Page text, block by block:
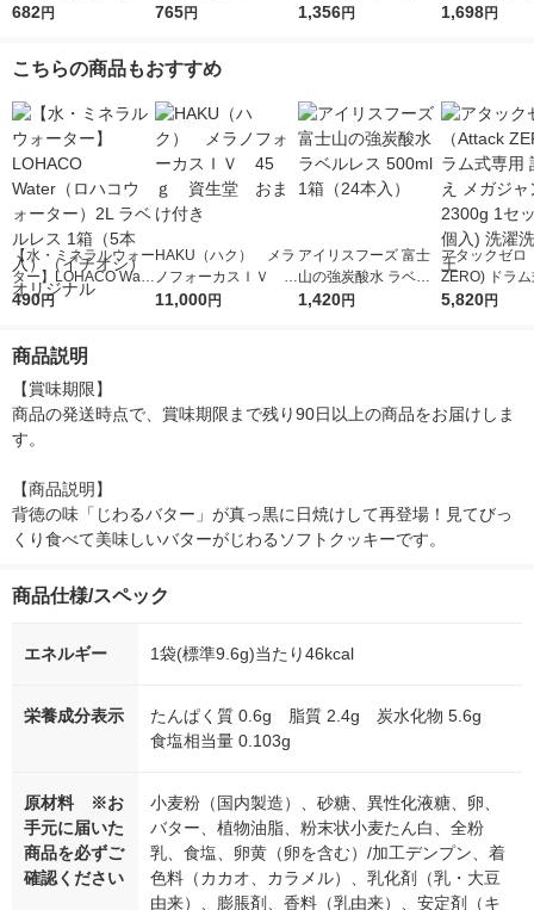
コチップ、アーモンド
リコ クッキー ロカ
682円
O（スナオ）ビスケッ
糖質 糖質オフ
765円
ッド 3箱 江崎グリ
1,356円
箱 江崎グリ
1,698円
こちらの商品もおすすめ
【水・ミネラルウォー
ター】LOHACO Wate
r（ロハコウォータ
シ） オリジナル
490円
HAKU（ハク） メラ
ノフォーカスＩＶ 4
5ｇ 資生堂 おまけ
11,000円
アイリスフーズ 富士
山の強炭酸水 ラベル
レス 500ml 1箱（24
1,420円
アタックゼロ
ZERO) ドラ
詰め替え メガ
5,820円
商品説明
【賞味期限】
商品の発送時点で、賞味期限まで残り90日以上の商品をお届けしま
す。
【商品説明】
背徳の味「じわるバター」が真っ黒に日焼けして再登場！見てびっ
くり食べて美味しいバターがじわるソフトクッキーです。
商品仕様/スペック
エネルギー 1袋(標準9.6g)当たり46kcal
栄養成分表示
たんぱく質 0.6g 脂質 2.4g 炭水化物 5.6g
食塩相当量 0.103g
原材料 ※お
手元に届いた
商品を必ずご
確認ください
小麦粉（国内製造）、砂糖、異性化液糖、卵、
バター、植物油脂、粉末状小麦たん白、全粉
乳、食塩、卵黄（卵を含む）/加工デンプン、着
色料（カカオ、カラメル）、乳化剤（乳・大豆
由来）、膨脹剤、香料（乳由来）、安定剤（キ